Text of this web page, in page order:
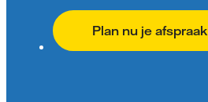
Plan nu je afspraak